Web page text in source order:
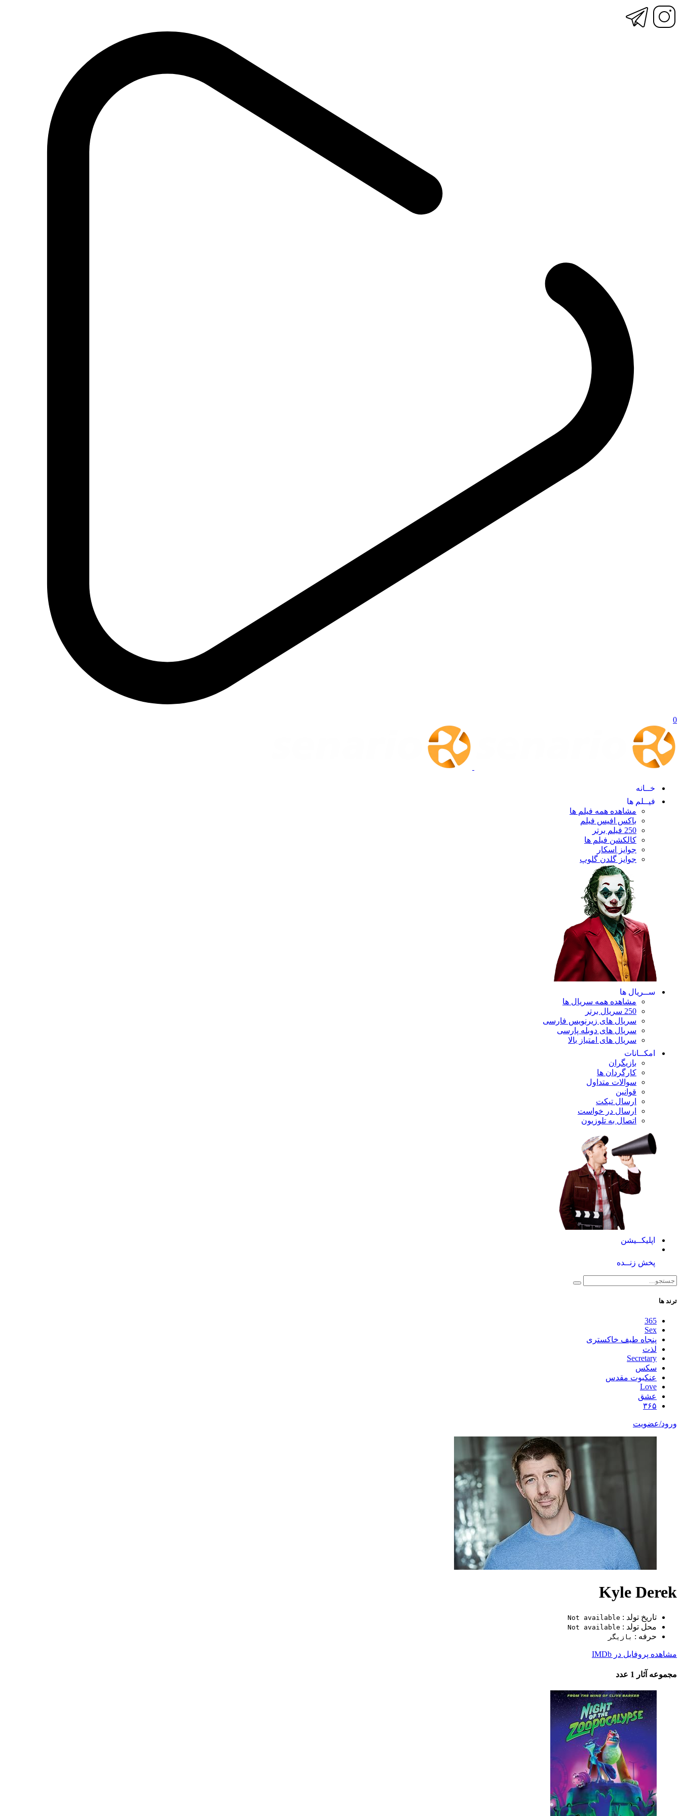
0
خــانه
فیــلم ها
مشاهده همه فیلم ها
باکس افیس فیلم
250 فیلم برتر
کالکشن فیلم ها
جوایز اسکار
جوایز گلدن گلوپ
ســریال ها
مشاهده همه سریال ها
250 سریال برتر
سریال های زیرنویس فارسی
سریال های دوبله پارسی
سریال های امتیاز بالا
امکــانات
بازیگران
کارگردان ها
سوالات متداول
قوانین
ارسال تیکت
ارسال در خواست
اتصال به تلوزیون
اپلیکــیشن
پخش زنــده
ترند ها
365
Sex
پنجاه طیف خاکستری
لذت
Secretary
سکس
عنکبوت مقدس
Love
عشق
۳۶۵
ورود/عضویت
Kyle Derek
تاریخ تولد : Not available
محل تولد : Not available
حرفه : بازیگر
مشاهده پروفایل در IMDb
مجموعه آثار 1 عدد